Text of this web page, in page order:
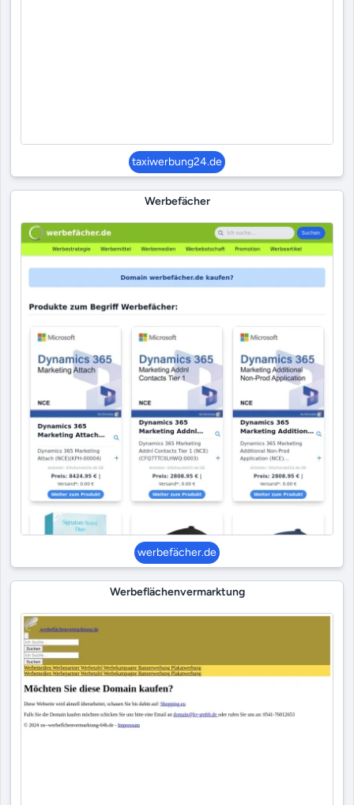
taxiwerbung24.de
Werbefächer
werbefächer.de
Werbeflächenvermarktung